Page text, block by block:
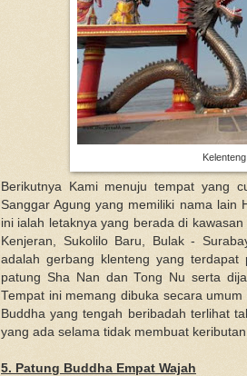
Berikutnya Kami menuju tempat yang
Sanggar Agung yang memiliki nama lain
ini ialah letaknya yang berada di
Kenjeran, Sukolilo Baru, Bulak -
adalah gerbang klenteng yang
patung Sha Nan dan Tong Nu serta
Tempat ini memang dibuka secara
Buddha yang tengah beribadah terlihat
yang ada selama tidak membuat keributan.
5. Patung Buddha Empat Wajah